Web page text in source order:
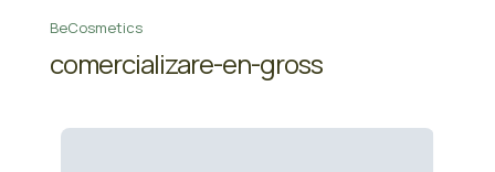
BeCosmetics
comercializare-en-gross